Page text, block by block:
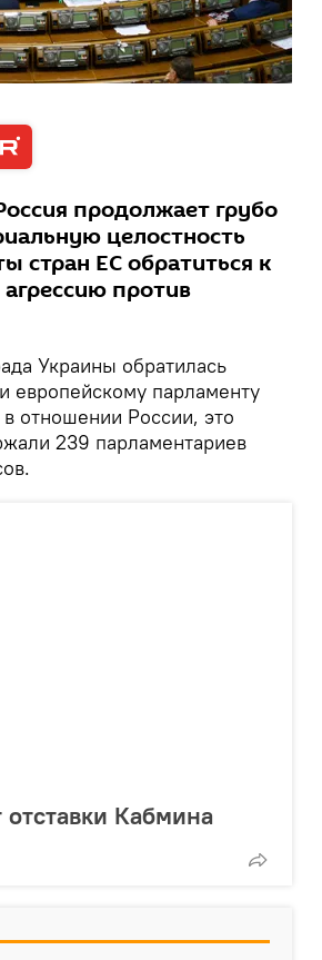
продолжает грубо
целостность
стран ЕС обратиться к
против
Украины обратилась
европейскому парламенту
отношении России, это
239 парламентариев
Кабмина